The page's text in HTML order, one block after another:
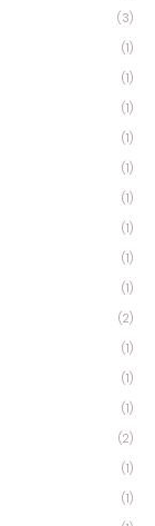
(3)
(1)
(1)
(1)
(1)
(1)
(1)
(1)
(1)
(1)
(2)
(1)
(1)
(1)
(2)
(1)
(1)